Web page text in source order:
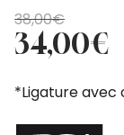
38,00€
El
precio
original
era:
38,00€.
34,00€
El
precio
actual
es:
34,00€.
*Ligature avec